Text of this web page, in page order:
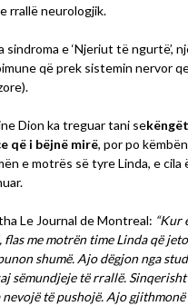
rrallë neurologjik.
sindroma e ‘Njeriut të ngurtë’,
që prek sistemin nervor
Dion ka treguar tani se
që i bëjnë mirë, por po
e motrës së tyre Linda, e
Le Journal de Montreal: “Kur
flas me motrën time Linda që
shumë. Ajo dëgjon nga
sëmundjeje të rrallë.
nevojë të pushojë. Ajo